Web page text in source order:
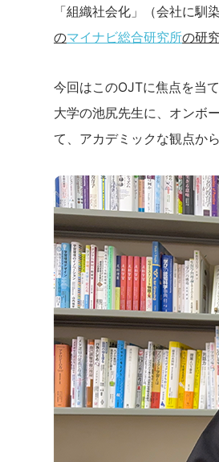
「組織社会化」（会社に馴
のマイナビ総合研究所の研
今回はこのOJTに焦点を当
大学の池尻先生に、オンボ
て、アカデミックな観点か